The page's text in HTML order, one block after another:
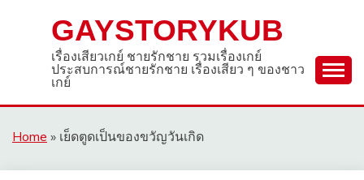
GAYSTORYKUB
เรื่องเสียวเกย์ ชายรักชาย รวมเรื่องเกย์
ประสบการณ์ชายรักชาย เรื่องเสียว ๆ ของชาว
เกย์
Home » เย็ดตูดเป็นของขวัญวันเกิด